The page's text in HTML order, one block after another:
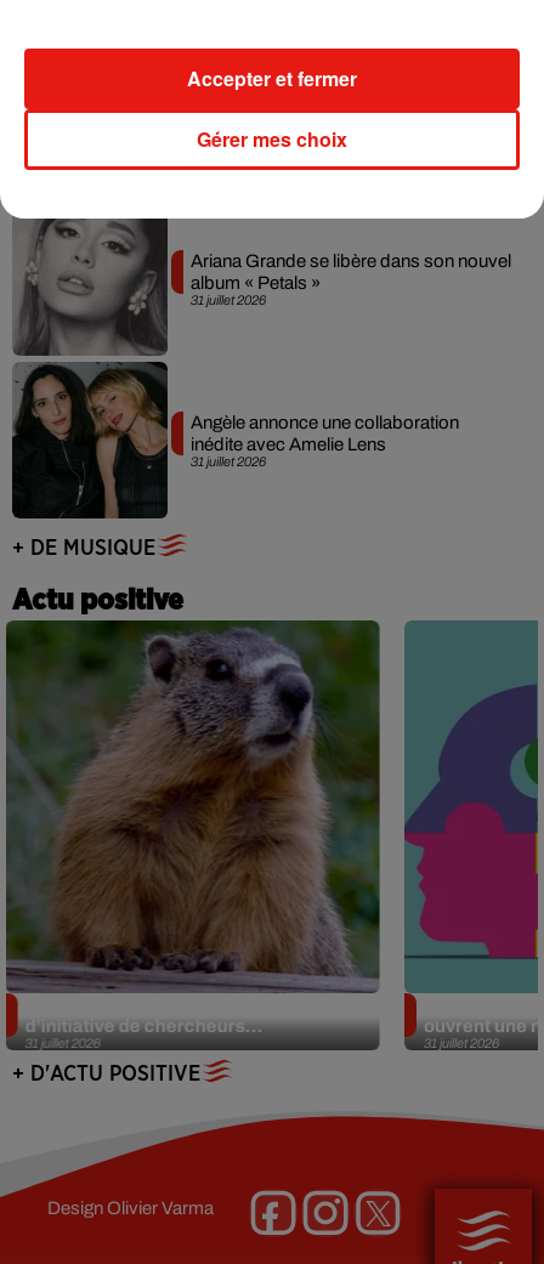
31 juillet 2026
31 juillet 2026
Ariana Grande se libère dans son nouvel
album « Petals »
31 juillet 2026
Angèle annonce une collaboration
inédite avec Amelie Lens
+ DE MUSIQUE
Actu positive
31 juillet 2026
d’initiative de chercheurs...
31 juillet 2026
ouvrent une
+ D'ACTU POSITIVE
DesignOlivier Varma
Gérer mes choix
Accepter et fermer